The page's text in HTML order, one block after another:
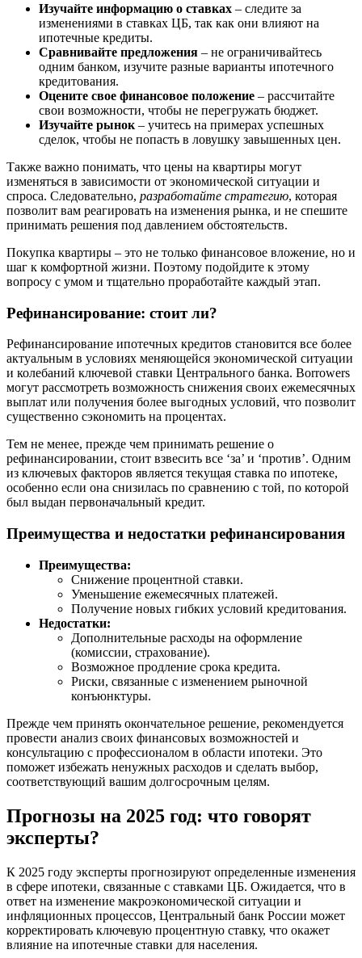
Изучайте информацию о ставках – следите за
изменениями в ставках ЦБ, так как они влияют на
ипотечные кредиты.
Сравнивайте предложения – не ограничивайтесь
одним банком, изучите разные варианты ипотечного
кредитования.
Оцените свое финансовое положение – рассчитайте
свои возможности, чтобы не перегружать бюджет.
Изучайте рынок – учитесь на примерах успешных
сделок, чтобы не попасть в ловушку завышенных цен.
Также важно понимать, что цены на квартиры могут
изменяться в зависимости от экономической ситуации и
спроса. Следовательно, разработайте стратегию, которая
позволит вам реагировать на изменения рынка, и не спешите
принимать решения под давлением обстоятельств.
Покупка квартиры – это не только финансовое вложение, но и
шаг к комфортной жизни. Поэтому подойдите к этому
вопросу с умом и тщательно проработайте каждый этап.
Рефинансирование: стоит ли?
Рефинансирование ипотечных кредитов становится все более
актуальным в условиях меняющейся экономической ситуации
и колебаний ключевой ставки Центрального банка. Borrowers
могут рассмотреть возможность снижения своих ежемесячных
выплат или получения более выгодных условий, что позволит
существенно сэкономить на процентах.
Тем не менее, прежде чем принимать решение о
рефинансировании, стоит взвесить все ‘за’ и ‘против’. Одним
из ключевых факторов является текущая ставка по ипотеке,
особенно если она снизилась по сравнению с той, по которой
был выдан первоначальный кредит.
Преимущества и недостатки рефинансирования
Преимущества:
Снижение процентной ставки.
Уменьшение ежемесячных платежей.
Получение новых гибких условий кредитования.
Недостатки:
Дополнительные расходы на оформление
(комиссии, страхование).
Возможное продление срока кредита.
Риски, связанные с изменением рыночной
конъюнктуры.
Прежде чем принять окончательное решение, рекомендуется
провести анализ своих финансовых возможностей и
консультацию с профессионалом в области ипотеки. Это
поможет избежать ненужных расходов и сделать выбор,
соответствующий вашим долгосрочным целям.
Прогнозы на 2025 год: что говорят
эксперты?
К 2025 году эксперты прогнозируют определенные изменения
в сфере ипотеки, связанные с ставками ЦБ. Ожидается, что в
ответ на изменение макроэкономической ситуации и
инфляционных процессов, Центральный банк России может
корректировать ключевую процентную ставку, что окажет
влияние на ипотечные ставки для населения.